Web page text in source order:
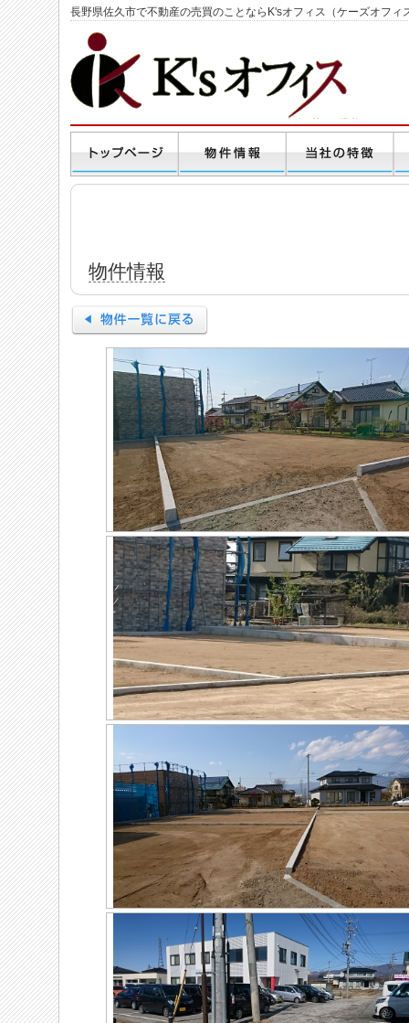
長野県佐久市で不動産の売買のことならK'sオフィス（ケーズオフィ
物件情報